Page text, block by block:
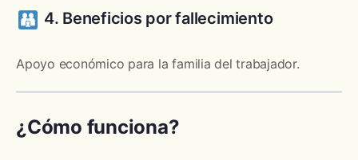
4. Beneficios por fallecimiento
Apoyo económico para la familia del trabajador.
¿Cómo funciona?